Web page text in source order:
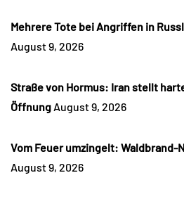
Mehrere Tote bei Angriffen in
August 9, 2026
Straße von Hormus: Iran stellt
Öffnung August 9, 2026
Vom Feuer umzingelt: Waldbrand-
August 9, 2026